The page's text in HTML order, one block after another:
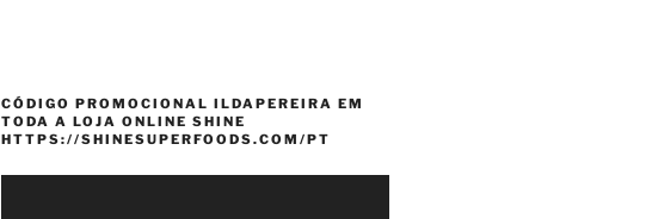
CÓDIGO PROMOCIONAL ILDAPEREIRA EM
TODA A LOJA ONLINE SHINE
HTTPS://SHINESUPERFOODS.COM/PT